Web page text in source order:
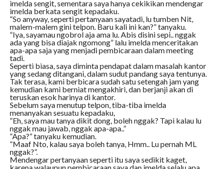
imelda sengit, sementara saya hanya cekikikan mendengar
imelda berkata sengit kepadaku.
“So anyway, seperti pertanyaan sayatadi, lu tumben Nit,
malem-malem gini telpon. Baru kali ini kan?” tanyaku.
“Iya, sayamau ngobrol aja ama lu. Abis disini sepi.. nggak
ada yang bisa diajak ngomong” lalu imelda menceritakan
apa-apa saja yang menjadi pembicaraan dalam meeting
tadi.
Seperti biasa, saya diminta pendapat dalam masalah kantor
yang sedang ditangani, dalam sudut pandang saya tentunya.
Tak terasa, kami berbicara sudah satu setengah jam yang
kemudian kami berniat mengakhiri, dan berjanji akan di
teruskan esok harinya di kantor.
Sebelum saya menutup telpon, tiba-tiba imelda
menanyakan sesuatu kepadaku,
“Eh, saya mau tanya dikit dong, boleh nggak? Tapi kalau lu
nggak mau jawab, nggak apa-apa..”
“Apa?” tanyaku kemudian.
“Maaf Nto, kalau saya boleh tanya, Hmm.. Lu pernah ML
nggak?”.
Mendengar pertanyaan seperti itu saya sedikit kaget,